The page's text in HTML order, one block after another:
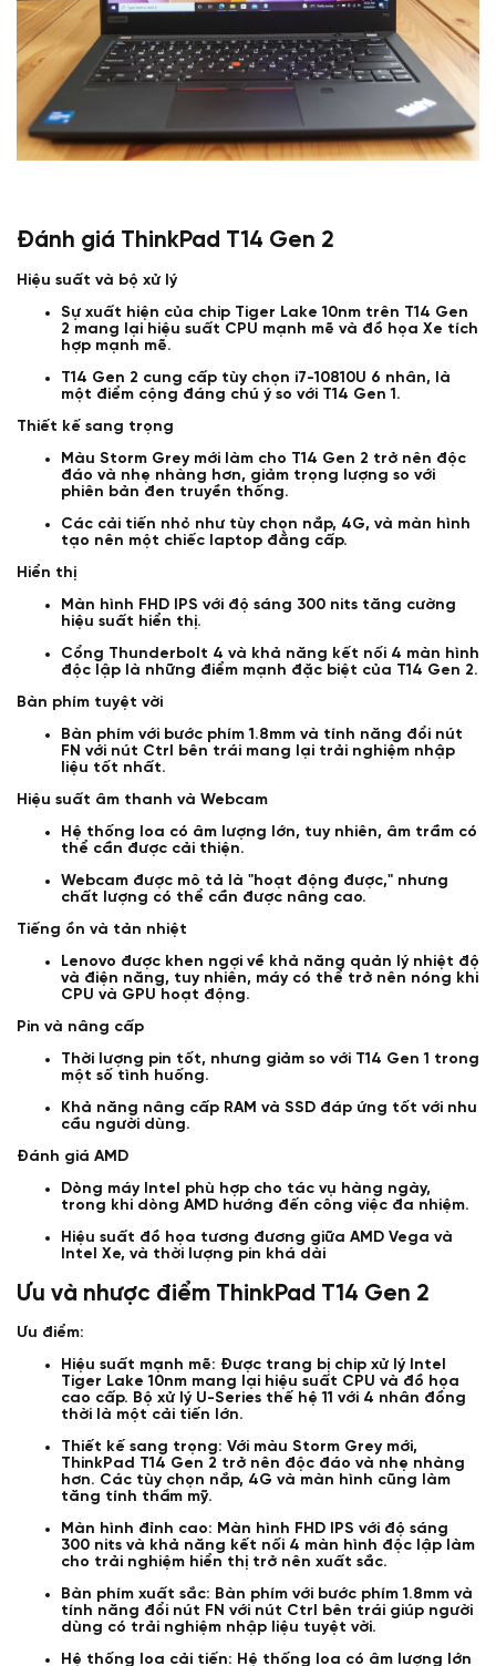
Đánh giá ThinkPad T14 Gen 2
Hiệu suất và bộ xử lý
Sự xuất hiện của chip Tiger Lake 10nm trên T14 Gen
2 mang lại hiệu suất CPU mạnh mẽ và đồ họa Xe tích
hợp mạnh mẽ.
T14 Gen 2 cung cấp tùy chọn i7-10810U 6 nhân, là
một điểm cộng đáng chú ý so với T14 Gen 1.
Thiết kế sang trọng
Màu Storm Grey mới làm cho T14 Gen 2 trở nên độc
đáo và nhẹ nhàng hơn, giảm trọng lượng so với
phiên bản đen truyền thống.
Các cải tiến nhỏ như tùy chọn nắp, 4G, và màn hình
tạo nên một chiếc laptop đẳng cấp.
Hiển thị
Màn hình FHD IPS với độ sáng 300 nits tăng cường
hiệu suất hiển thị.
Cổng Thunderbolt 4 và khả năng kết nối 4 màn hình
độc lập là những điểm mạnh đặc biệt của T14 Gen 2.
Bàn phím tuyệt vời
Bàn phím với bước phím 1.8mm và tính năng đổi nút
FN với nút Ctrl bên trái mang lại trải nghiệm nhập
liệu tốt nhất.
Hiệu suất âm thanh và Webcam
Hệ thống loa có âm lượng lớn, tuy nhiên, âm trầm có
thể cần được cải thiện.
Webcam được mô tả là "hoạt động được," nhưng
chất lượng có thể cần được nâng cao.
Tiếng ồn và tản nhiệt
Lenovo được khen ngợi về khả năng quản lý nhiệt độ
và điện năng, tuy nhiên, máy có thể trở nên nóng khi
CPU và GPU hoạt động.
Pin và nâng cấp
Thời lượng pin tốt, nhưng giảm so với T14 Gen 1 trong
một số tình huống.
Khả năng nâng cấp RAM và SSD đáp ứng tốt với nhu
cầu người dùng.
Đánh giá AMD
Dòng máy Intel phù hợp cho tác vụ hàng ngày,
trong khi dòng AMD hướng đến công việc đa nhiệm.
Hiệu suất đồ họa tương đương giữa AMD Vega và
Intel Xe, và thời lượng pin khá dài
Ưu và nhược điểm ThinkPad T14 Gen 2
Ưu điểm:
Hiệu suất mạnh mẽ: Được trang bị chip xử lý Intel
Tiger Lake 10nm mang lại hiệu suất CPU và đồ họa
cao cấp. Bộ xử lý U-Series thế hệ 11 với 4 nhân đồng
thời là một cải tiến lớn.
Thiết kế sang trọng: Với màu Storm Grey mới,
ThinkPad T14 Gen 2 trở nên độc đáo và nhẹ nhàng
hơn. Các tùy chọn nắp, 4G và màn hình cũng làm
tăng tính thẩm mỹ.
Màn hình đỉnh cao: Màn hình FHD IPS với độ sáng
300 nits và khả năng kết nối 4 màn hình độc lập làm
cho trải nghiệm hiển thị trở nên xuất sắc.
Bàn phím xuất sắc: Bàn phím với bước phím 1.8mm và
tính năng đổi nút FN với nút Ctrl bên trái giúp người
dùng có trải nghiệm nhập liệu tuyệt vời.
Hệ thống loa cải tiến: Hệ thống loa có âm lượng lớn